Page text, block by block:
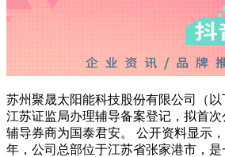
苏州聚晟太阳能科技股份有限公司（以
江苏证监局办理辅导备案登记，拟首次
辅导券商为国泰君安。 公开资料显示
年，公司总部位于江苏省张家港市，